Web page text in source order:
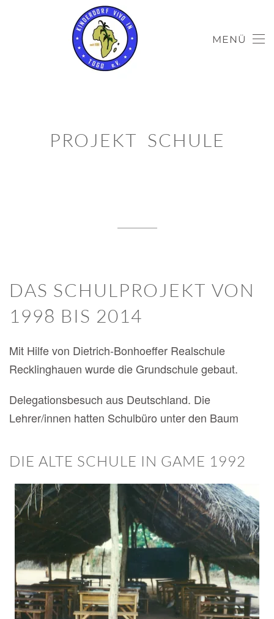
MENÜ
PROJEKT SCHULE
DAS SCHULPROJEKT VON
1998 BIS 2014
Mit Hilfe von Dietrich-Bonhoeffer Realschule
Recklinghauen wurde die Grundschule gebaut.
Delegationsbesuch aus Deutschland. Die
Lehrer/innen hatten Schulbüro unter den Baum
DIE ALTE SCHULE IN GAME 1992
BILD ANZEIGEN